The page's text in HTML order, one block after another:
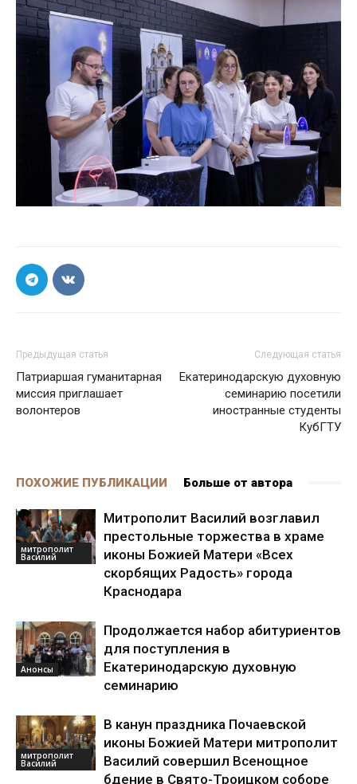
Предыдущая статья
Патриаршая гуманитарная
миссия приглашает
волонтеров
Следующая статья
Екатеринодарскую духовную
семинарию посетили
иностранные студенты
КубГТУ
ПОХОЖИЕ ПУБЛИКАЦИИ Больше от автора
митрополит
Василий
Митрополит Василий возглавил
престольные торжества в храме
иконы Божией Матери «Всех
скорбящих Радость» города
Краснодара
Анонсы
Продолжается набор абитуриентов
для поступления в
Екатеринодарскую духовную
семинарию
митрополит
Василий
В канун праздника Почаевской
иконы Божией Матери митрополит
Василий совершил Всенощное
бдение в Свято-Троицком соборе